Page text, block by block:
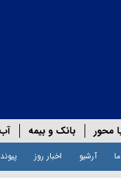
محور بانک و بیمه
آرشیو اخبار روز